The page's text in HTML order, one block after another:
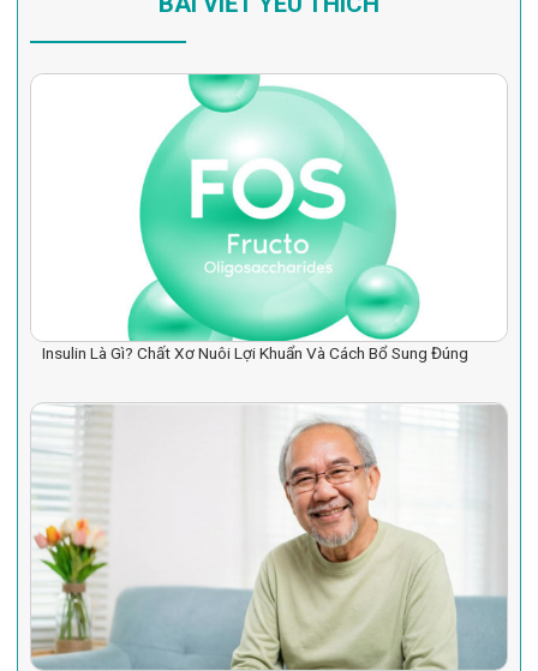
Insulin Là Gì? Chất Xơ Nuôi Lợi Khuẩn Và Cách Bổ Sung Đúng